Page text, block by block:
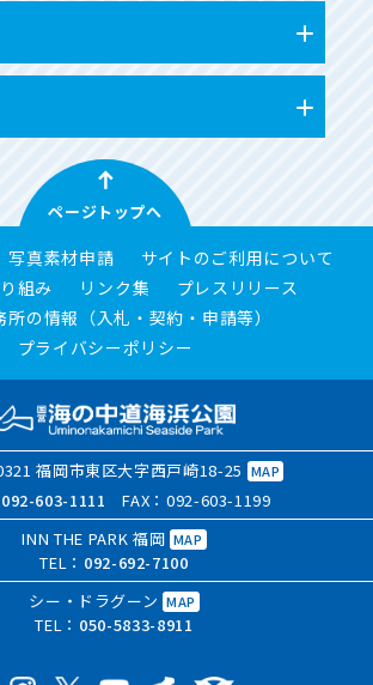
ページトップへ
写真素材申請
サイトのご利用について
組み
リンク集
プレスリリース
所の情報（入札・契約・申請等）
プライバシーポリシー
福岡市東区大字西戸崎18-25 MAP
092-603-1111 FAX：092-603-1199
INN THE PARK 福岡 MAP
TEL： 092-692-7100
シー・ドラグーンMAP
TEL： 050-5833-8911